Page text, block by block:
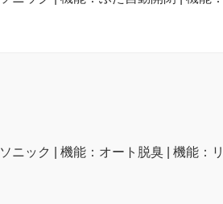
ニック | 機能：オート脱臭 | 機能：